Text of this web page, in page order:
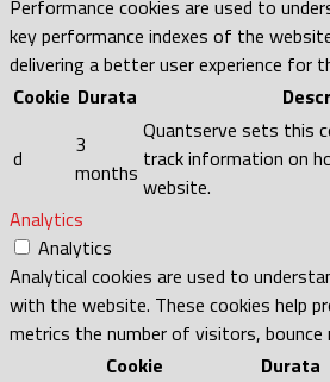
Performance cookies are used to
key performance indexes of the
delivering a better user experience for
Cookie Durata
d
3
months
Quantserve sets this
track information on
website.
Analytics
Analytics
Analytical cookies are used to
with the website. These cookies help
metrics the number of visitors,
Cookie
Durata